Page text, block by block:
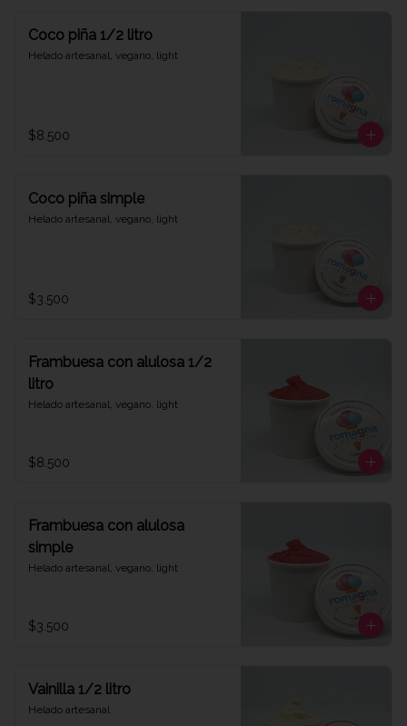
Coco piña 1/2 litro
Helado artesanal, vegano, light
$8.500
Coco piña simple
Helado artesanal, vegano, light
$3.500
Frambuesa con alulosa 1/2
litro
Helado artesanal, vegano, light
$8.500
Frambuesa con alulosa
simple
Helado artesanal, vegano, light
$3.500
Vainilla 1/2 litro
Helado artesanal